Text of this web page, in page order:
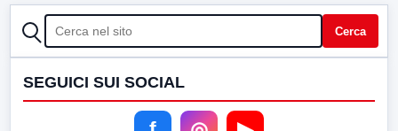
CERCA Cerca
SEGUICI SUI SOCIAL